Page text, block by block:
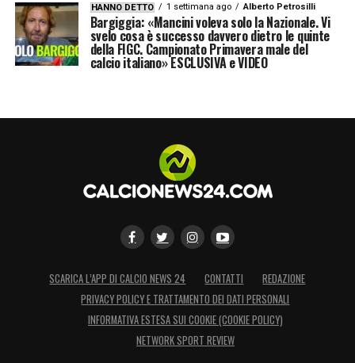
HANNO DETTO 1 settimana ago Alberto Petrosilli
Bargiggia: «Mancini voleva solo la Nazionale. Vi
svelo cosa è successo davvero dietro le quinte
della FIGC. Campionato Primavera male del
calcio italiano» ESCLUSIVA e VIDEO
SCARICA L’APP DI CALCIO NEWS 24 CONTATTI
REDAZIONE
PRIVACY POLICY E TRATTAMENTO DEI DATI PERSONALI
INFORMATIVA ESTESA SUI COOKIE (COOKIE POLICY)
NETWORK SPORT REVIEW